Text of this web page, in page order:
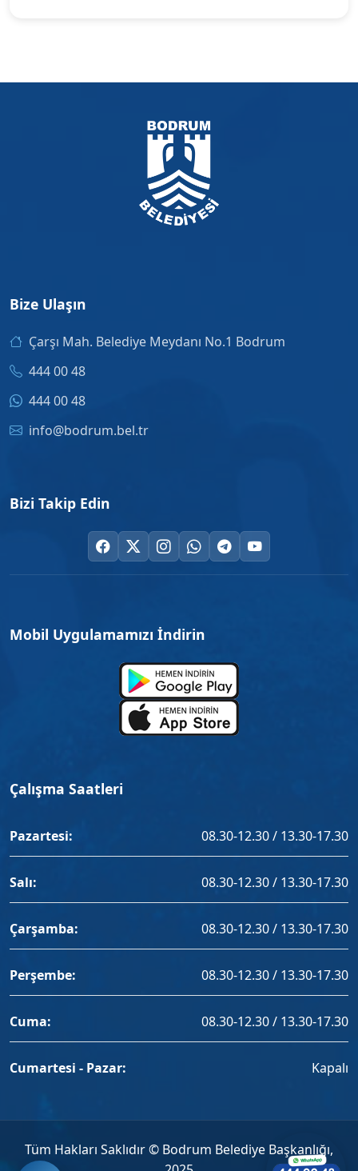
Bize Ulaşın
Çarşı Mah. Belediye Meydanı No.1 Bodrum
444 00 48
444 00 48
info@bodrum.bel.tr
Bizi Takip Edin
Mobil Uygulamamızı İndirin
Çalışma Saatleri
Pazartesi: 08.30-12.30 / 13.30-17.30
Salı: 08.30-12.30 / 13.30-17.30
Çarşamba: 08.30-12.30 / 13.30-17.30
Perşembe: 08.30-12.30 / 13.30-17.30
Cuma: 08.30-12.30 / 13.30-17.30
Cumartesi - Pazar: Kapalı
Tüm Hakları Saklıdır © Bodrum Belediye Başkanlığı,